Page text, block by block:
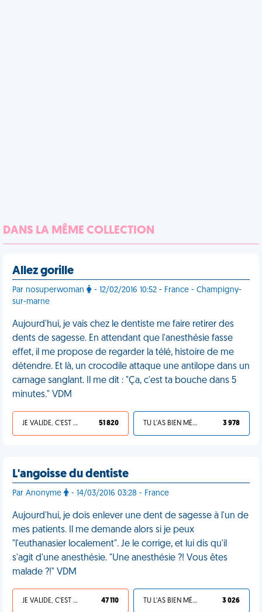
DANS LA MÊME COLLECTION
Allez gorille
Par nosuperwoman
- 12/02/2016 10:52 - France - Champigny-
sur-marne
Aujourd'hui, je vais chez le dentiste me faire retirer des
dents de sagesse. En attendant que l'anesthésie fasse
effet, il me propose de regarder la télé, histoire de me
détendre. Et là, un crocodile attaque une antilope dans un
carnage sanglant. Il me dit : "Ça, c'est ta bouche dans 5
minutes." VDM
JE VALIDE, C'EST UNE VDM 51 820 TU L'AS BIEN MÉRITÉ 3 978
L'angoisse du dentiste
Par Anonyme - 14/03/2016 03:28 - France
Aujourd'hui, je dois enlever une dent de sagesse à l'un de
mes patients. Il me demande alors si je peux
"l'euthanasier localement". Je le corrige, et lui dis qu'il
s'agit d'une anesthésie. "Une anesthésie ?! Vous êtes
malade ?!" VDM
JE VALIDE, C'EST UNE VDM 47 110 TU L'AS BIEN MÉRITÉ 3 026